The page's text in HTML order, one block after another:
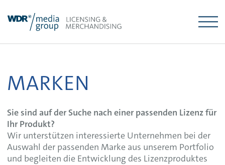
to
content
MARKEN
Sie sind auf der Suche nach einer passenden Lizenz für
Ihr Produkt?
Wir unterstützen interessierte Unternehmen bei der
Auswahl der passenden Marke aus unserem Portfolio
und begleiten die Entwicklung des Lizenzproduktes